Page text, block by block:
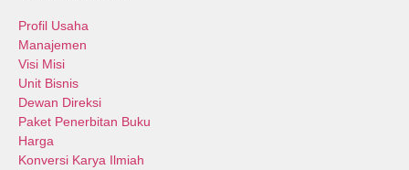
Profil Usaha
Manajemen
Visi Misi
Unit Bisnis
Dewan Direksi
Paket Penerbitan Buku
Harga
Konversi Karya Ilmiah